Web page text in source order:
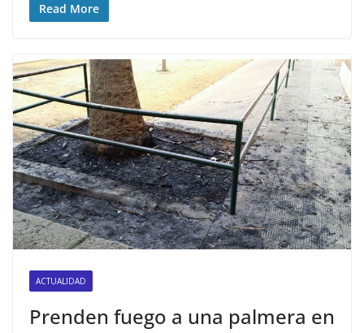
Read More
ACTUALIDAD
Prenden fuego a una palmera en